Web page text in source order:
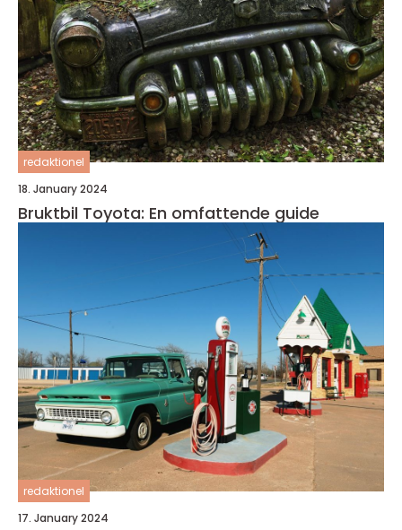
redaktionel
18. January 2024
Bruktbil Toyota: En omfattende guide
redaktionel
17. January 2024